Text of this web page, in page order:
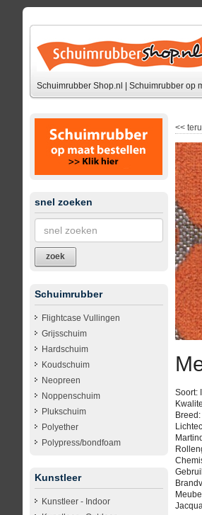
Schuimrubber Shop.nl | Schuimrubber op
snel zoeken
zoek
Schuimrubber
Flightcase Vullingen
Grijsschuim
Hardschuim
Koudschuim
Neopreen
Noppenschuim
Plukschuim
Polyether
Polypress/bondfoam
Kunstleer
Kunstleer - Indoor
<<
Soort: